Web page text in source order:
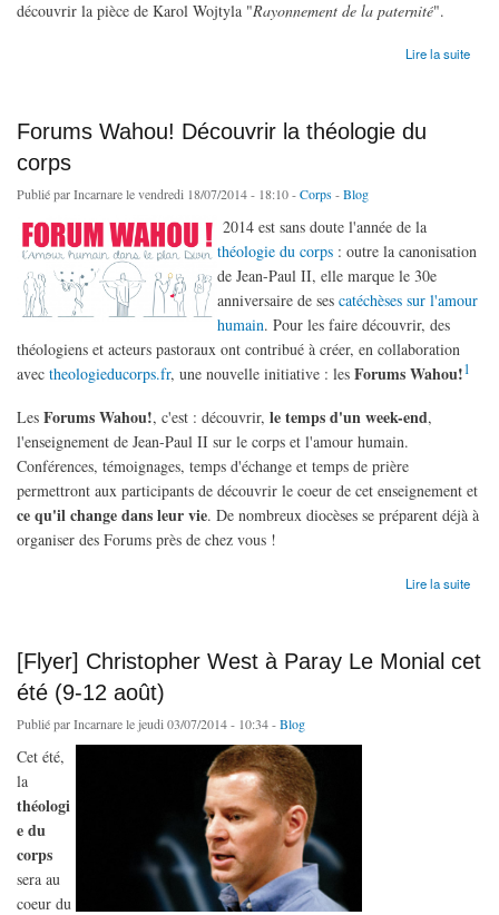
découvrir la pièce de Karol Wojtyla "Rayonnement de la paternité".
Lire la suite
Forums Wahou! Découvrir la théologie du
corps
Publié parIncarnarele vendredi 18/07/2014 - 18:10 -Corps -Blog
2014 est sans doute l'année de la
théologie du corps : outre la canonisation
de Jean-Paul II, elle marque le 30e
anniversaire de ses catéchèses sur l'amour
humain. Pour les faire découvrir, des
théologiens et acteurs pastoraux ont contribué à créer, en collaboration
avec theologieducorps.fr, une nouvelle initiative : les Forums Wahou!1
Les Forums Wahou!, c'est : découvrir, le temps d'un week-end,
l'enseignement de Jean-Paul II sur le corps et l'amour humain.
Conférences, témoignages, temps d'échange et temps de prière
permettront aux participants de découvrir le coeur de cet enseignement et
ce qu'il change dans leur vie. De nombreux diocèses se préparent déjà à
organiser des Forums près de chez vous !
Lire la suite
[Flyer] Christopher West à Paray Le Monial cet
été (9-12 août)
Publié parIncarnarele jeudi 03/07/2014 - 10:34 -Blog
Cet été,
la
théologi
e du
corps
sera au
coeur du